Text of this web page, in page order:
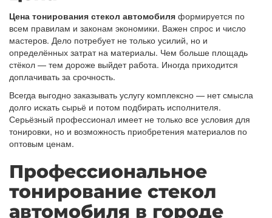
Цена тонирования стекол автомобиля формируется по
всем правилам и законам экономики. Важен спрос и число
мастеров. Дело потребует не только усилий, но и
определённых затрат на материалы. Чем больше площадь
стёкол — тем дороже выйдет работа. Иногда приходится
доплачивать за срочность.
Всегда выгодно заказывать услугу комплексно — нет смысла
долго искать сырьё и потом подбирать исполнителя.
Серьёзный профессионал имеет не только все условия для
тонировки, но и возможность приобретения материалов по
оптовым ценам.
Профессиональное
тонирование стекол
автомобиля в городе